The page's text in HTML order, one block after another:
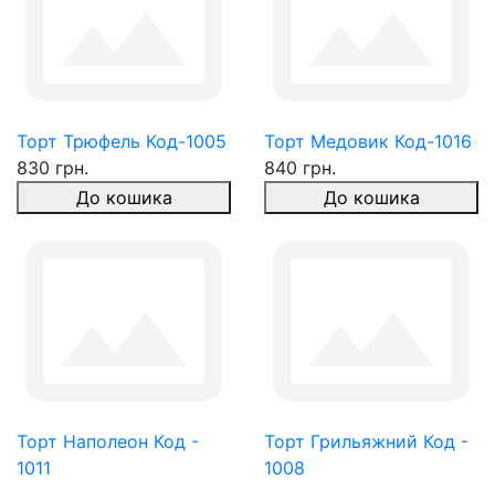
Торт Трюфель Код-1005
830 грн.
До кошика
Торт Медовик Код-1016
840 грн.
До кошика
Торт Наполеон Код -
1011
Торт Грильяжний Код -
1008